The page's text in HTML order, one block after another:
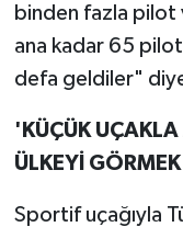
binden fazla pilot
ana kadar 65
defa geldiler"
'KÜÇÜK
ÜLKEYİ
Sportif uçağıyla